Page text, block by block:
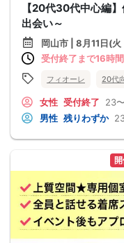
【20代30代中心編
出会い～
岡山市 | 8月11日(
受付終了まで16時間
フィオーレ 20代
女性 受付終了 23
男性 残りわずか